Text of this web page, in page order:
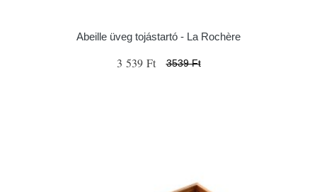
Abeille üveg tojástartó - La Rochère
3 539 Ft 3539 Ft